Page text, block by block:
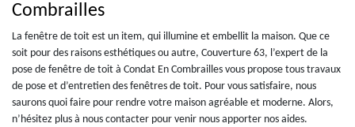
Combrailles
La fenêtre de toit est un item, qui illumine et embellit la maison. Que ce
soit pour des raisons esthétiques ou autre, Couverture 63, l’expert de la
pose de fenêtre de toit à Condat En Combrailles vous propose tous travaux
de pose et d’entretien des fenêtres de toit. Pour vous satisfaire, nous
saurons quoi faire pour rendre votre maison agréable et moderne. Alors,
n’hésitez plus à nous contacter pour venir nous apporter nos aides.